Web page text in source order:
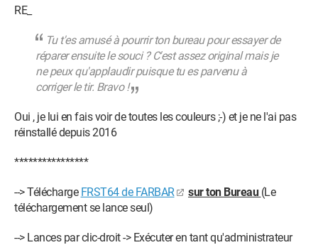
RE_
Tu t'es amusé à pourrir ton bureau pour essayer de
réparer ensuite le souci ? C'est assez original mais je
ne peux qu'applaudir puisque tu es parvenu à
corriger le tir. Bravo !
Oui , je lui en fais voir de toutes les couleurs ;-) et je ne l'ai pas
réinstallé depuis 2016
****************
--> Télécharge FRST64 de FARBAR sur ton Bureau (Le
téléchargement se lance seul)
--> Lances par clic-droit -> Exécuter en tant qu'administrateur